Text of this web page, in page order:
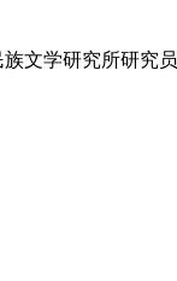
文学研究所研究